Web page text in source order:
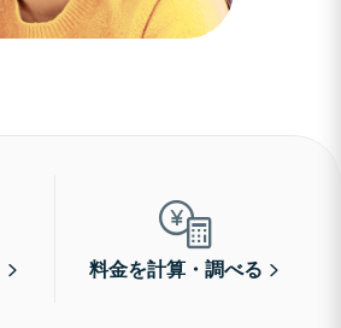
料金を計算・調べる